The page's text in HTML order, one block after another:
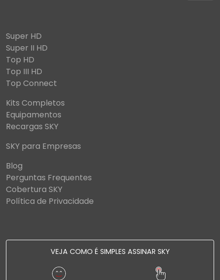
Super HD
Super II HD
Top HD
Top III HD
Top Connect
Kits Completos
Equipamentos
Recargas SKY
SKY para Empresas
Blog
Perguntas Frequentes
Cobertura SKY
Política de Privacidade
VEJA COMO É SIMPLES ASSINAR SKY